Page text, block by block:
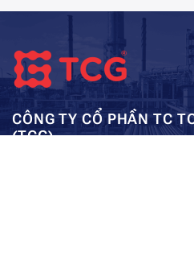
CÔNG TY CỔ PHẦN TC
(TCG)